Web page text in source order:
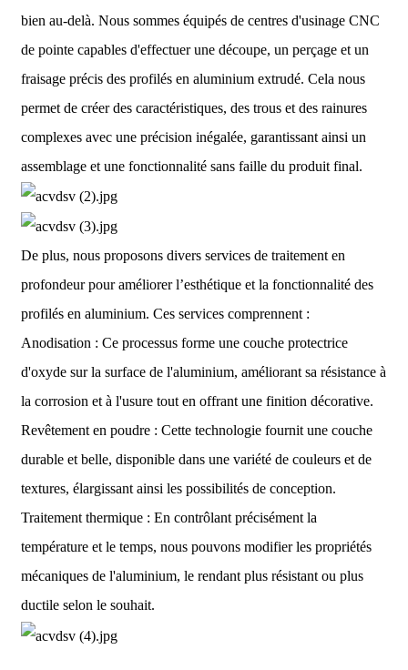
bien au-delà. Nous sommes équipés de centres d'usinage CNC
de pointe capables d'effectuer une découpe, un perçage et un
fraisage précis des profilés en aluminium extrudé. Cela nous
permet de créer des caractéristiques, des trous et des rainures
complexes avec une précision inégalée, garantissant ainsi un
assemblage et une fonctionnalité sans faille du produit final.
De plus, nous proposons divers services de traitement en
profondeur pour améliorer l’esthétique et la fonctionnalité des
profilés en aluminium. Ces services comprennent :
Anodisation : Ce processus forme une couche protectrice
d'oxyde sur la surface de l'aluminium, améliorant sa résistance à
la corrosion et à l'usure tout en offrant une finition décorative.
Revêtement en poudre : Cette technologie fournit une couche
durable et belle, disponible dans une variété de couleurs et de
textures, élargissant ainsi les possibilités de conception.
Traitement thermique : En contrôlant précisément la
température et le temps, nous pouvons modifier les propriétés
mécaniques de l'aluminium, le rendant plus résistant ou plus
ductile selon le souhait.